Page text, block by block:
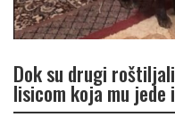
Dok su drugi
lisicom koja mu jede